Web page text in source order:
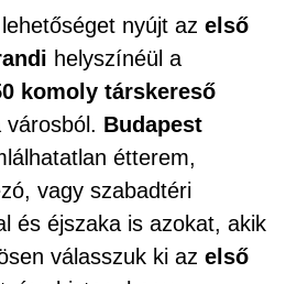
nyújt az első
helyszínéül a
komoly társkereső
városból. Budapest
étterem,
vagy szabadtéri
és éjszaka is azokat, akik
válasszuk ki az első